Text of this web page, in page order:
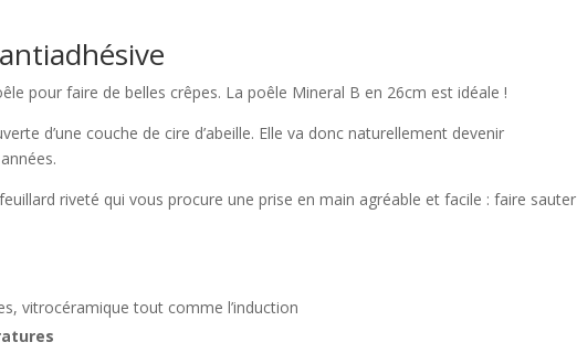
pour faire de belles crêpes. La poêle Mineral B en 26cm est idéale !
d’une couche de cire d’abeille. Elle va donc naturellement devenir
riveté qui vous procure une prise en main agréable et facile : faire sauter
vitrocéramique tout comme l’induction